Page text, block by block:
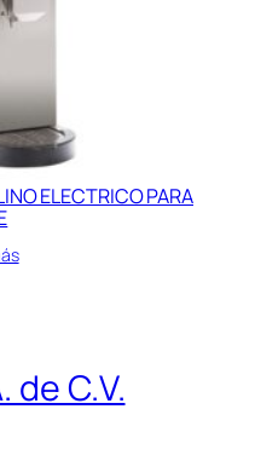
ELECTRICO PARA
de C.V.